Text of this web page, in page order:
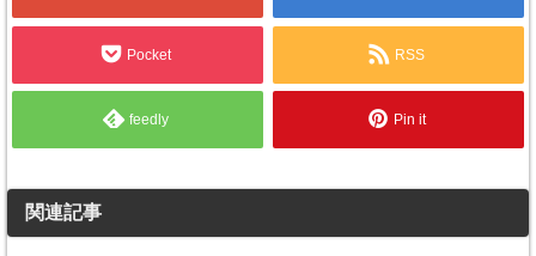
Pocket RSS
feedly Pin it
関連記事